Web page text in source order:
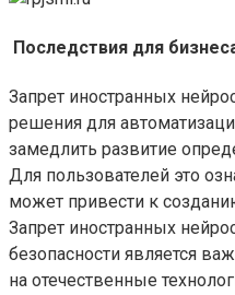
Последствия для
Запрет иностранных
решения для
замедлить развитие
Для пользователей это
может привести к
Запрет иностранных
безопасности является
на отечественные